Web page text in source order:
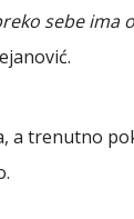
sebe ima
a trenutno